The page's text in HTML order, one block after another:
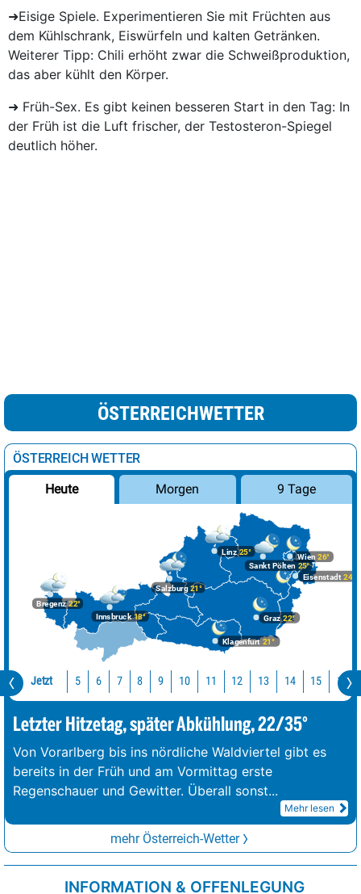
➜Eisige Spiele. Experimentieren Sie mit Früchten aus
dem Kühlschrank, Eiswürfeln und kalten Getränken.
Weiterer Tipp: Chili erhöht zwar die Schweißproduktion,
das aber kühlt den Körper.
➜ Früh-Sex. Es gibt keinen besseren Start in den Tag: In
der Früh ist die Luft frischer, der Testosteron-Spiegel
deutlich höher.
ÖSTERREICHWETTER
ÖSTERREICH WETTER
Heute Morgen 9 Tage
Bregenz22°
Graz22°
Innsbruck18°
Klagenfurt 21°
Linz25°
Salzburg21°
Wien 26°
Eisenstadt 24°
Sankt Pölten 25°
Jetzt 5 6 7 8 9 10 11 12 13 14 15 16
Letzter Hitzetag, später Abkühlung, 22/35°
Von Vorarlberg bis ins nördliche Waldviertel gibt es
bereits in der Früh und am Vormittag erste
Regenschauer und Gewitter. Überall sonst...
Mehr lesen
mehr Österreich-Wetter
INFORMATION & OFFENLEGUNG